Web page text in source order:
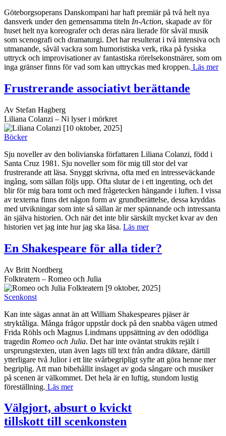
Göteborgsoperans Danskompani har haft premiär på två helt nya
dansverk under den gemensamma titeln In-Action, skapade av för
huset helt nya koreografer och deras nära lierade för såväl musik
som scenografi och dramaturgi. Det har resulterat i två intensiva och
utmanande, såväl vackra som humoristiska verk, rika på fysiska
uttryck och improvisationer av fantastiska rörelsekonstnärer, som om
inga gränser finns för vad som kan uttryckas med kroppen. Läs mer
Frustrerande associativt berättande
Av Stefan Hagberg
Liliana Colanzi – Ni lyser i mörkret
[10 oktober, 2025]
Böcker
Sju noveller av den bolivianska författaren Liliana Colanzi, född i
Santa Cruz 1981. Sju noveller som för mig till stor del var
frustrerande att läsa. Snyggt skrivna, ofta med en intresseväckande
ingång, som sällan följs upp. Ofta slutar de i ett ingenting, och det
blir för mig bara tomt och med frågetecken hängande i luften. I vissa
av texterna finns det någon form av grundberättelse, dessa kryddas
med utvikningar som inte så sällan är mer spännande och intressanta
än själva historien. Och när det inte blir särskilt mycket kvar av den
historien vet jag inte hur jag ska läsa. Läs mer
En Shakespeare för alla tider?
Av Britt Nordberg
Folkteatern – Romeo och Julia
[9 oktober, 2025]
Scenkonst
Kan inte sägas annat än att William Shakespeares pjäser är
stryktåliga. Många frågor uppstår dock på den snabba vägen utmed
Frida Röhls och Magnus Lindmans uppsättning av den odödliga
tragedin Romeo och Julia. Det har inte oväntat strukits rejält i
ursprungstexten, utan även lagts till text från andra diktare, därtill
ytterligare två Julior i ett lite svårbegripligt syfte att göra henne mer
begriplig. Att man bibehållit inslaget av goda sångare och musiker
på scenen är välkommet. Det hela är en luftig, stundom lustig
föreställning. Läs mer
Välgjort, absurt o kvickt
tillskott till scenkonsten